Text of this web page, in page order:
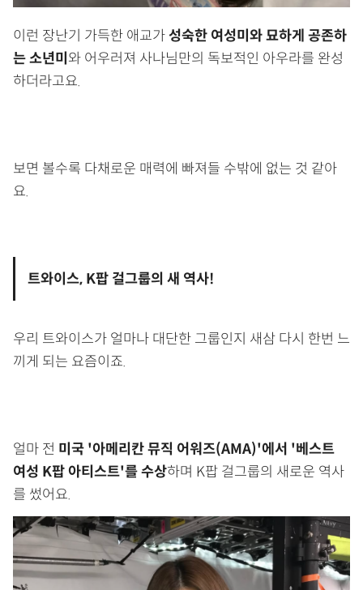
이런 장난기 가득한 애교가성숙한 여성미와 묘하게 공존하
는 소년미 와 어우러져 사나님만의 독보적인 아우라를 완성
하더라고요.
보면 볼수록 다채로운 매력에 빠져들 수밖에 없는 것 같아
요.
트와이스, K팝 걸그룹의 새 역사!
우리 트와이스가 얼마나 대단한 그룹인지 새삼 다시 한번 느
끼게 되는 요즘이죠.
얼마 전 미국 '아메리칸 뮤직 어워즈(AMA)'에서 '베스트
여성 K팝 아티스트'를 수상하며 K팝 걸그룹의 새로운 역사
를 썼어요.